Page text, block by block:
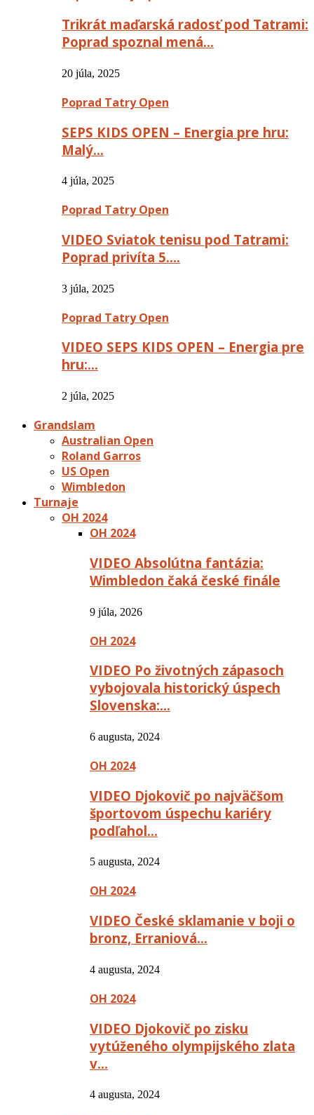
Trikrát maďarská radosť pod Tatrami:
Poprad spoznal mená…
20 júla, 2025
Poprad Tatry Open
SEPS KIDS OPEN – Energia pre hru:
Malý…
4 júla, 2025
Poprad Tatry Open
VIDEO Sviatok tenisu pod Tatrami:
Poprad privíta 5….
3 júla, 2025
Poprad Tatry Open
VIDEO SEPS KIDS OPEN – Energia pre
hru:…
2 júla, 2025
Grandslam
Australian Open
Roland Garros
US Open
Wimbledon
Turnaje
OH 2024
OH 2024
VIDEO Absolútna fantázia:
Wimbledon čaká české finále
9 júla, 2026
OH 2024
VIDEO Po životných zápasoch
vybojovala historický úspech
Slovenska:…
6 augusta, 2024
OH 2024
VIDEO Djokovič po najväčšom
športovom úspechu kariéry
podľahol…
5 augusta, 2024
OH 2024
VIDEO České sklamanie v boji o
bronz, Erraniová…
4 augusta, 2024
OH 2024
VIDEO Djokovič po zisku
vytúženého olympijského zlata
v…
4 augusta, 2024